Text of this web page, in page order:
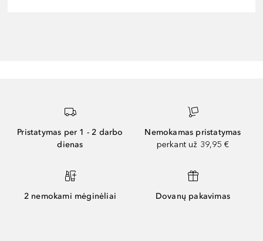
Pristatymas per 1 - 2 darbo
dienas
Nemokamas pristatymas
perkant už 39,95 €
2 nemokami mėginėliai Dovanų pakavimas